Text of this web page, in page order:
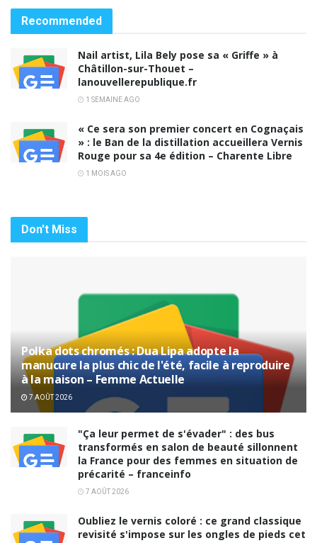
Recommended
Nail artist, Lila Bely pose sa « Griffe » à
Châtillon-sur-Thouet –
lanouvellerepublique.fr
1 SEMAINE AGO
« Ce sera son premier concert en Cognaçais
» : le Ban de la distillation accueillera Vernis
Rouge pour sa 4e édition – Charente Libre
1 MOIS AGO
Don't Miss
Polka dots chromés : Dua Lipa adopte la
manucure la plus chic de l'été, facile à reproduire
à la maison – Femme Actuelle
7 AOÛT 2026
"Ça leur permet de s'évader" : des bus
transformés en salon de beauté sillonnent
la France pour des femmes en situation de
précarité – franceinfo
7 AOÛT 2026
Oubliez le vernis coloré : ce grand classique
revisité s'impose sur les ongles de pieds cet